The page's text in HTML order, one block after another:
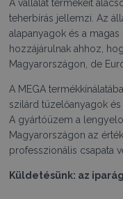
A vállalat termékeit
teherbírás jellemzi. Az
alapanyagok és a
hozzájárulnak ahhoz,
Magyarországon, de
A MEGA
szilárd tüzelőanyagok és
A gyártóüzem a
Magyarországon az
professzionális csapata
Küldetésünk: az